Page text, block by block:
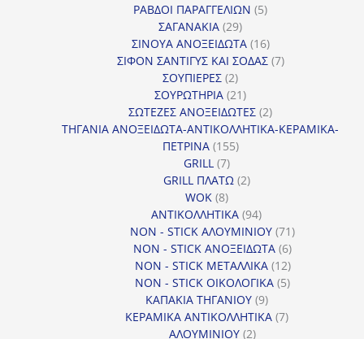
προϊόντα
ΡΑΒΔΟΙ ΠΑΡΑΓΓΕΛΙΩΝ 55
ΣΑΓΑΝΑΚΙΑ 2929
προϊόντα
ΣΙΝΟΥΑ ΑΝΟΞΕΙΔΩΤΑ 1616
προϊόντα
ΣΙΦΟΝ ΣΑΝΤΙΓΥΣ ΚΑΙ ΣΟΔΑΣ 77
ΣΟΥΠΙΕΡΕΣ 22
προϊόντα
ΣΟΥΡΩΤΗΡΙΑ 2121
προϊόντα
ΣΩΤΕΖΕΣ ΑΝΟΞΕΙΔΩΤΕΣ 22
προϊόντα
ΤΗΓΑΝΙΑ ΑΝΟΞΕΙΔΩΤΑ-ΑΝΤΙΚΟΛΛΗΤΙΚΑ-ΚΕΡΑΜΙΚΑ-
ΠΕΤΡΙΝΑ 155155
GRILL 77
προϊόντα
GRILL ΠΛΑΤΩ 22
WOK 88
προϊόντα
ΑΝΤΙΚΟΛΛΗΤΙΚΑ 9494
προϊόντα
NON - STICK ΑΛΟΥΜΙΝΙΟΥ 7171
προϊόντα
NON - STICK ΑΝΟΞΕΙΔΩΤΑ 66
προϊόντα
NON - STICK ΜΕΤΑΛΛΙΚΑ 1212
προϊόντα
NON - STICK ΟΙΚΟΛΟΓΙΚΑ 55
ΚΑΠΑΚΙΑ ΤΗΓΑΝΙΟΥ 99
προϊόντα
ΚΕΡΑΜΙΚΑ ΑΝΤΙΚΟΛΛΗΤΙΚΑ 77
ΑΛΟΥΜΙΝΙΟΥ 22